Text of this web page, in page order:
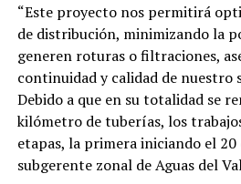
“Este proyecto nos permitirá
de distribución, minimizando la
generen roturas o filtraciones,
continuidad y calidad de nuestro
Debido a que en su totalidad se
kilómetro de tuberías, los
etapas, la primera iniciando el
subgerente zonal de Aguas del